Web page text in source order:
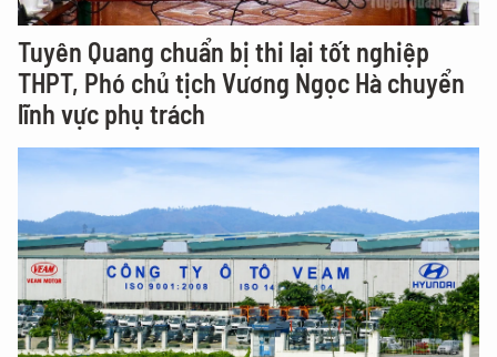
Tuyên Quang chuẩn bị thi lại tốt nghiệp
THPT, Phó chủ tịch Vương Ngọc Hà chuyển
lĩnh vực phụ trách